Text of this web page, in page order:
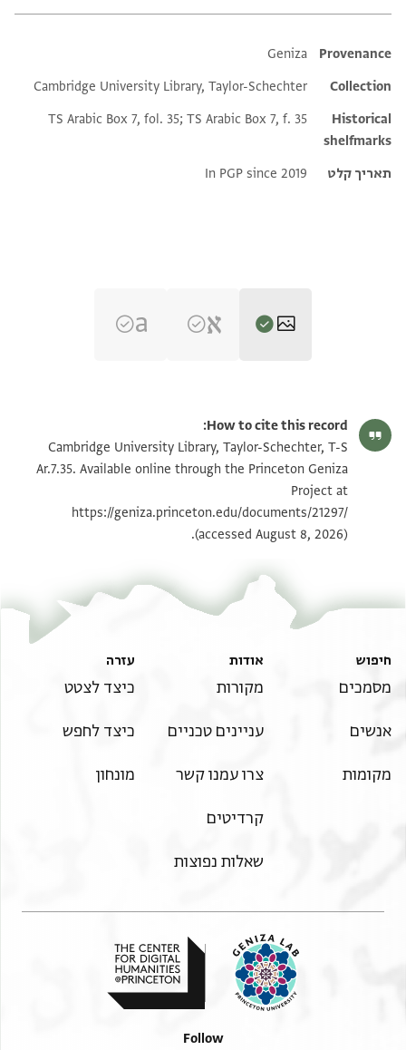
Additional metadata
Provenance
Geniza
Collection
Cambridge University Library, Taylor-Schechter
Historical
shelfmarks
TS Arabic Box 7, fol. 35; TS Arabic Box 7, f. 35
תאריך קלט In PGP since 2019
T-S Ar.7.35 1v הגדל וסובב
תנאי היתר שימוש בתצלום
How to cite this record:
Cambridge University Library, Taylor-Schechter, T-S
Ar.7.35. Available online through the Princeton Geniza
Project at
https://geniza.princeton.edu/documents/21297/
(accessed August 8, 2026).
חיפוש
מסמכים
אנשים
מקומות
אודות
מקורות
עניינים טכניים
צרו עמנו קשר
קרדיטים
שאלות נפוצות
עזרה
כיצד לצטט
כיצד לחפש
מונחון
Follow